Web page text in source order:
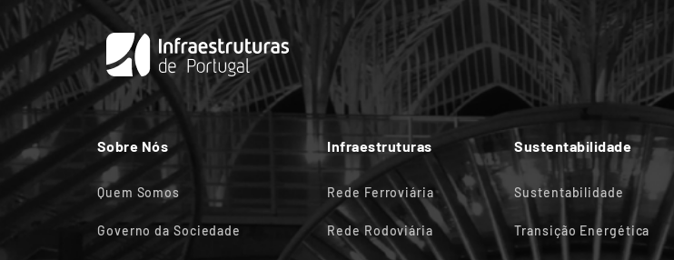
Sobre Nós
Quem Somos
Governo da Sociedade
Infraestruturas
Rede Ferroviária
Rede Rodoviária
Sustentabilidade
Sustentabilidade
Transição Energética